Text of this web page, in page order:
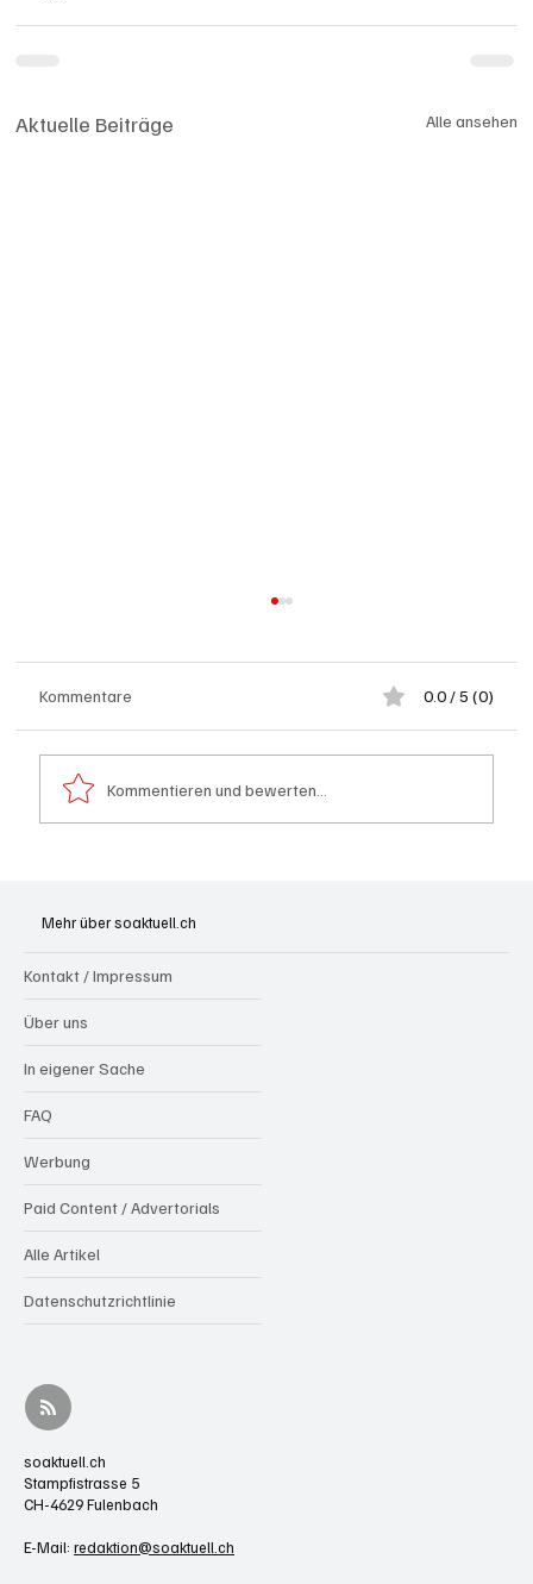
Aktuelle Beiträge Alle ansehen
Kommentare 0.0 / 5 (0)
Kommentieren und bewerten...
Mehr über soaktuell.ch
Kontakt / Impressum
Über uns
In eigener Sache
FAQ
Werbung
Paid Content / Advertorials
Alle Artikel
Datenschutzrichtlinie
soaktuell.ch
Stampfistrasse 5
CH-4629 Fulenbach
E-Mail: redaktion@soaktuell.ch